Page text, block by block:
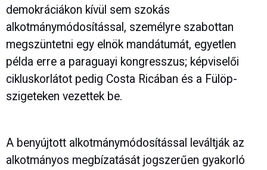
demokráciákon kívül sem szokás
alkotmánymódosítással, személyre szabottan
megszüntetni egy elnök mandátumát, egyetlen
példa erre a paraguayi kongresszus; képviselői
cikluskorlátot pedig Costa Ricában és a Fülöp-
szigeteken vezettek be.
A benyújtott alkotmánymódosítással leváltják az
alkotmányos megbízatását jogszerűen gyakorló